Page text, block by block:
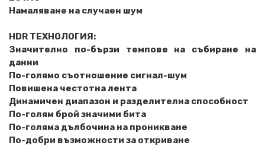
Намаляване на случаен шум
HDR ТЕХНОЛОГИЯ:
Значително по-бързи темпове на събиране на
данни
По-голямо съотношение сигнал-шум
Повишена честотна лента
Динамичен диапазон и разделителна способност
По-голям брой значими бита
По-голяма дълбочина на проникване
По-добри възможности за откриване